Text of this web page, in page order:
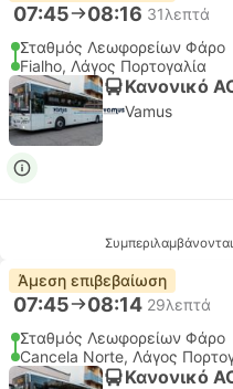
07:45 08:16 31λεπτά
Σταθμός Λεωφορείων Φάρο
Fialho, Λάγος Πορτογαλία
Κανονικό
Vamus
Άμεση επιβεβαίωση
07:45 08:14 29λεπτά
Σταθμός Λεωφορείων Φάρο
Cancela Norte, Λάγος
Κανονικό